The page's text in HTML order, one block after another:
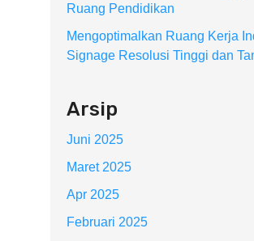
Ruang Pendidikan
Mengoptimalkan Ruang Kerja
Signage Resolusi Tinggi dan
Arsip
Juni 2025
Maret 2025
Apr 2025
Februari 2025